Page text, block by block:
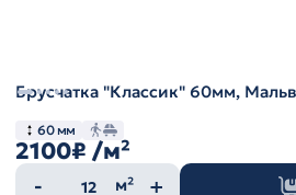
Брусчатка "Классик" 60мм,
60 мм
2100₽ /м²
Количество
м²